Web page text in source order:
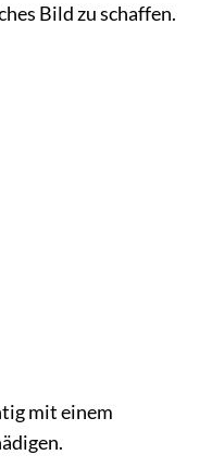
Bild zu schaffen.
mit einem